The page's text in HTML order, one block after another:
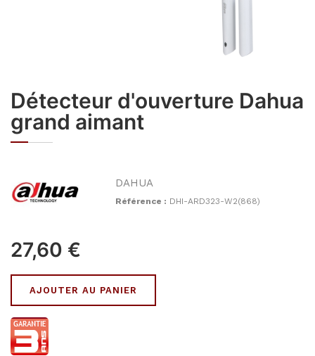
Détecteur d'ouverture Dahua
grand aimant
DAHUA
Référence : DHI-ARD323-W2(868)
27,60 €
AJOUTER AU PANIER